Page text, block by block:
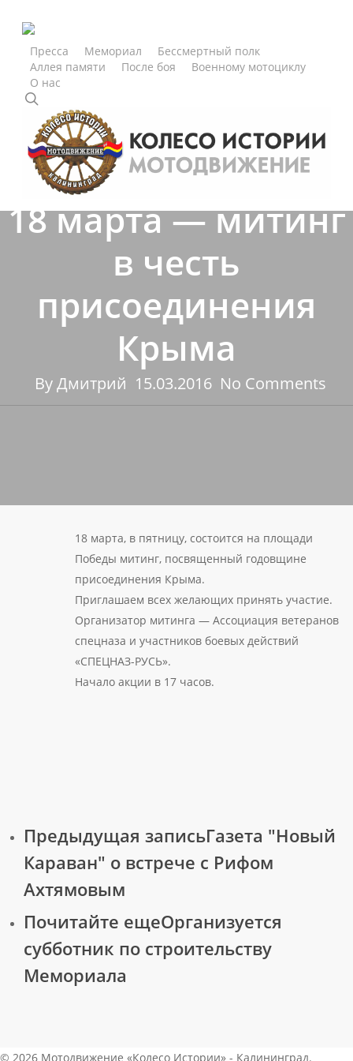
content
Пресса Мемориал
Бессмертный полк
Аллея памяти
После боя
Военному мотоциклу
О нас
18 марта — митинг
в честь
присоединения
Крыма
ByДмитрий 15.03.2016 No Comments
18 марта, в пятницу, состоится на площади
Победы митинг, посвященный годовщине
присоединения Крыма.
Приглашаем всех желающих принять участие.
Организатор митинга — Ассоциация ветеранов
спецназа и участников боевых действий
«СПЕЦНАЗ-РУСЬ».
Начало акции в 17 часов.
Предыдущая записьГазета "Новый
Караван" о встрече с Рифом
Ахтямовым
Почитайте ещеОрганизуется
субботник по строительству
Мемориала
© 2026 Мотодвижение «Колесо Истории» - Калининград.